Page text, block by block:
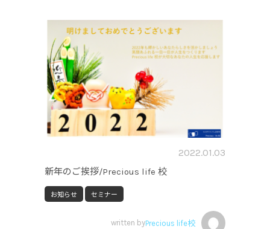
2022.01.03
新年のご挨拶/Precious life 校
お知らせ セミナー
written byPrecious life校